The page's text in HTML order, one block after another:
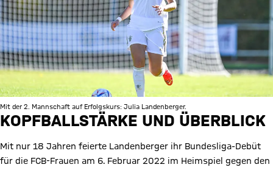
Mit der 2. Mannschaft auf Erfolgskurs: Julia Landenberger.
KOPFBALLSTÄRKE UND ÜBERBLICK
Mit nur 18 Jahren feierte Landenberger ihr Bundesliga-Debüt
für die FCB-Frauen am 6. Februar 2022 im Heimspiel gegen den